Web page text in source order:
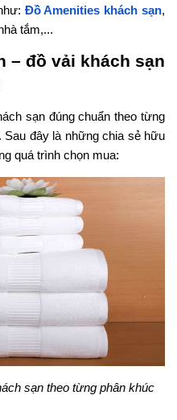
Đồ Amenities khách sạn,
tắm,...
– đồ vải khách sạn
sạn đúng chuẩn theo từng
Sau đây là những chia sẻ hữu
quá trình chọn mua:
sạn theo từng phân khúc